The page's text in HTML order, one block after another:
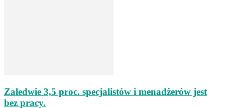
Zaledwie 3,5 proc. specjalistów i menadżerów jest
bez pracy.